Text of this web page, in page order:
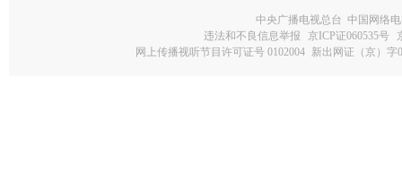
中央广播电视总台 中国网络
违法和不良信息举报
京ICP证060535号
网上传播视听节目许可证号 0102004 新出网证（京）